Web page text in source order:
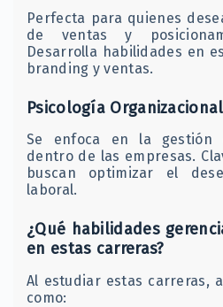
Perfecta para quienes
de ventas y
Desarrolla habilidades en
branding y ventas.
Psicología Organizacional
Se enfoca en la gestión
dentro de las empresas.
buscan optimizar el
laboral.
¿Qué habilidades
en estas carreras?
Al estudiar estas carreras,
como: